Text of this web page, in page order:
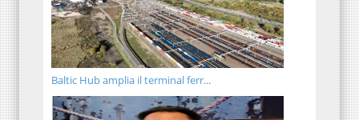
Baltic Hub amplia il terminal ferr...